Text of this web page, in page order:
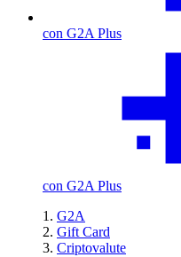
con G2A Plus
con G2A Plus
G2A
Gift Card
Criptovalute